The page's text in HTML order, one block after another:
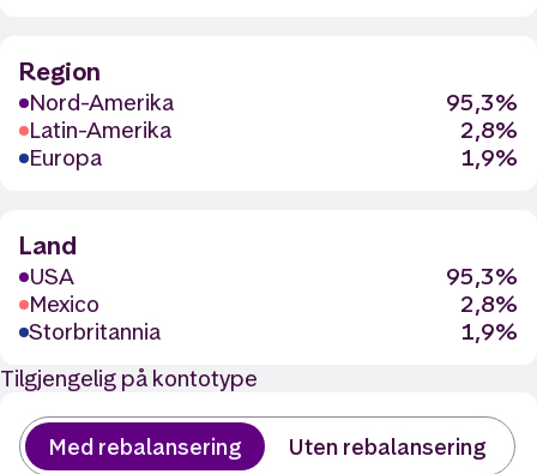
Region
Nord-Amerika
95,3%
Latin-Amerika
2,8%
Europa
1,9%
Land
USA
95,3%
Mexico
2,8%
Storbritannia
1,9%
Tilgjengelig på kontotype
Med rebalansering
Uten rebalansering